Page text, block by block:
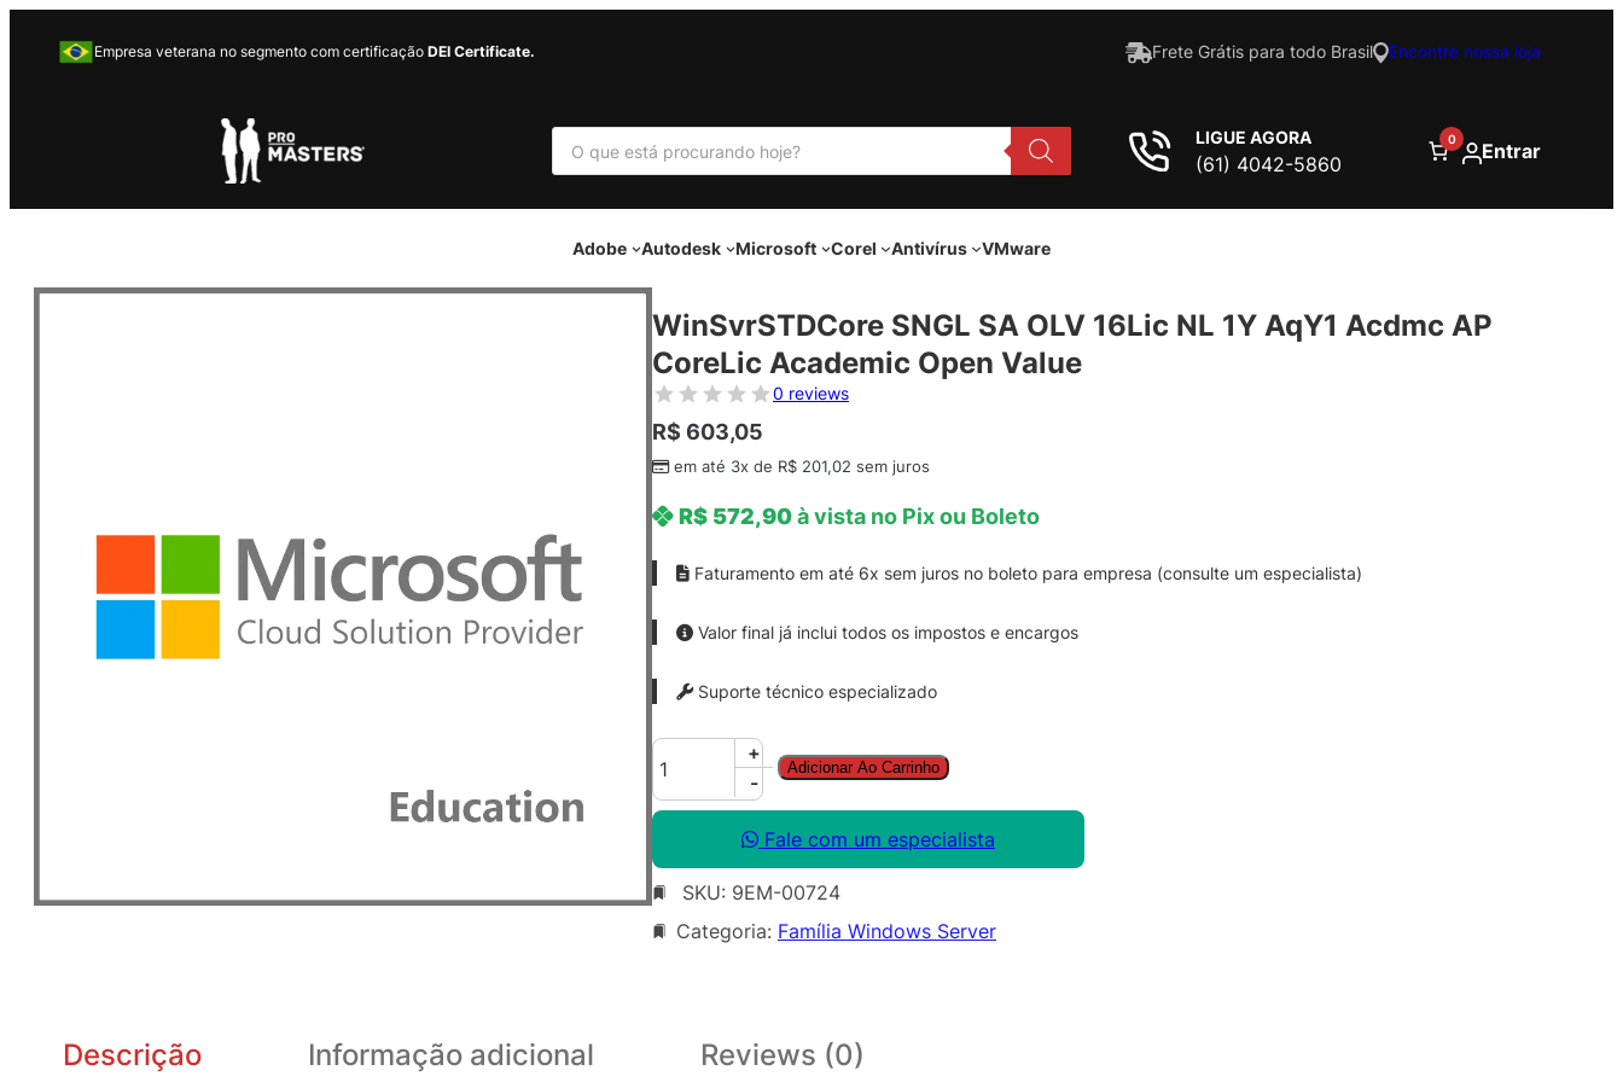
Empresa veterana no segmento com certificação DEI Certificate. Frete Grátis para todo Brasil Encontre nossa loja
P
s
u
r
LIGUE AGORA
(61) 4042-5860
0 Entrar
Adobe Autodesk Microsoft Corel Antivírus VMware
WinSvrSTDCore SNGL SA OLV 16Lic NL 1Y AqY1 Acdmc AP
CoreLic Academic Open Value
0 reviews
R$ 603,05
em até 3x de R$ 201,02 sem juros
R$ 572,90à vista no Pix ou Boleto
Faturamento em até 6x sem juros no boleto para empresa (consulte um especialista)
Valor final já inclui todos os impostos e encargos
Suporte técnico especializado
W
n
v
r
S
+
-
Adicionar Ao Carrinho
Fale com um especialista
SKU: 9EM-00724
Categoria: Família Windows Server
Descrição Informação adicional Reviews (0)